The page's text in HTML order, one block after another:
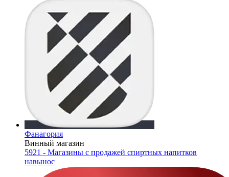
Фанагория
Винный магазин
5921 - Магазины с продажей спиртных напитков
навынос